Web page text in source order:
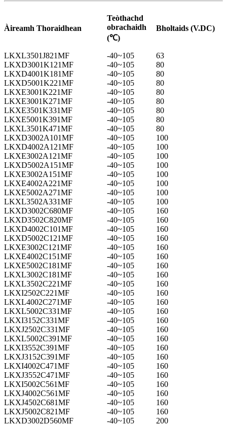
Àireamh Thoraidhean
Teòthachd
obrachaidh
(℃)
Bholtaids (V.DC)
LKXL3501J821MF -40~105
63
LKXD3001K121MF
-40~105
80
LKXD4001K181MF
-40~105
80
LKXD5001K221MF
-40~105
80
LKXE3001K221MF
-40~105
80
LKXE3001K271MF
-40~105
80
LKXE3501K331MF
-40~105
80
LKXE5001K391MF
-40~105
80
LKXL3501K471MF
-40~105
80
LKXD3002A101MF
-40~105
100
LKXD4002A121MF
-40~105
100
LKXE3002A121MF
-40~105
100
LKXD5002A151MF
-40~105
100
LKXE3002A151MF
-40~105
100
LKXE4002A221MF
-40~105
100
LKXE5002A271MF
-40~105
100
LKXL3502A331MF
-40~105
100
LKXD3002C680MF
-40~105
160
LKXD3502C820MF
-40~105
160
LKXD4002C101MF
-40~105
160
LKXD5002C121MF
-40~105
160
LKXE3002C121MF
-40~105
160
LKXE4002C151MF
-40~105
160
LKXE5002C181MF
-40~105
160
LKXL3002C181MF
-40~105
160
LKXL3502C221MF
-40~105
160
LKXI2502C221MF
-40~105
160
LKXL4002C271MF
-40~105
160
LKXL5002C331MF
-40~105
160
LKXI3152C331MF
-40~105
160
LKXJ2502C331MF
-40~105
160
LKXL5002C391MF
-40~105
160
LKXI3552C391MF
-40~105
160
LKXJ3152C391MF
-40~105
160
LKXI4002C471MF
-40~105
160
LKXJ3552C471MF
-40~105
160
LKXI5002C561MF
-40~105
160
LKXJ4002C561MF
-40~105
160
LKXJ4502C681MF
-40~105
160
LKXJ5002C821MF
-40~105
160
LKXD3002D560MF
-40~105
200